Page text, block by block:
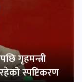
गृहमन्त्री
स्पष्टिकरण